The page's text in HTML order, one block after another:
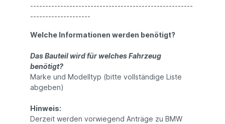
------------------------------------------------------
--------------------
Welche Informationen werden benötigt?
Das Bauteil wird für welches Fahrzeug
benötigt?
Marke und Modelltyp (bitte vollständige Liste
abgeben)
Hinweis:
Derzeit werden vorwiegend Anträge zu BMW